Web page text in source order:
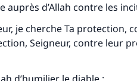
auprès d’Allah contre les
je cherche Ta protection,
Seigneur, contre leur